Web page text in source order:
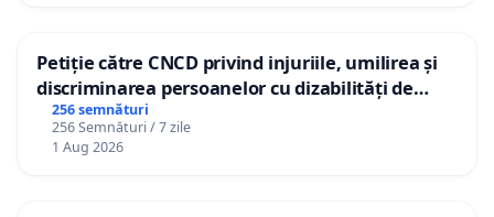
Petiție către CNCD privind injuriile, umilirea și
discriminarea persoanelor cu dizabilități de
către utilizatorul TikTok „Gorici”
256 semnături
256 Semnături / 7 zile
1 Aug 2026